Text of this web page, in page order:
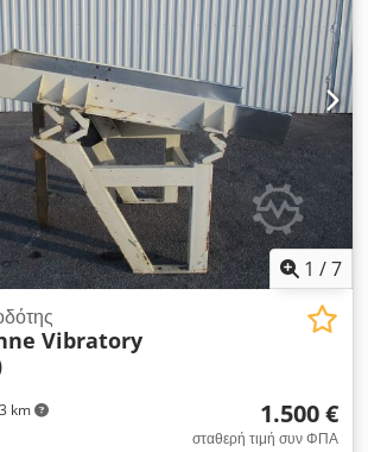
1 /7
km
Vibratory
1.500 €
σταθερή τιμή συν ΦΠΑ